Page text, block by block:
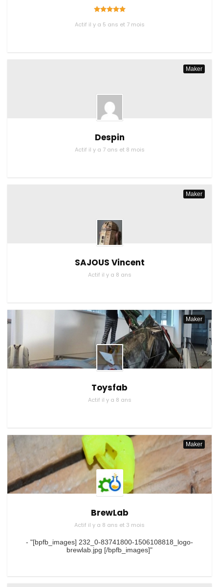
Actif il y a 5 ans et 7 mois
Maker
Despin
Actif il y a 7 ans et 8 mois
Maker
SAJOUS Vincent
Actif il y a 8 ans
Maker
Toysfab
Actif il y a 8 ans
Maker
BrewLab
Actif il y a 8 ans et 3 mois
- "[bpfb_images] 232_0-83741800-1506108818_logo-
brewlab.jpg [/bpfb_images]"